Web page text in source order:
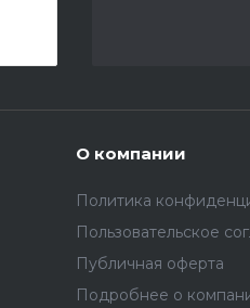
О компании
Политика
Пользовательское
Публичная оферта
Подробнее о